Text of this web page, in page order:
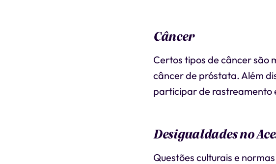
Câncer
Certos tipos de câncer são
câncer de próstata. Além
participar de rastreamento
Desigualdades no
Questões culturais e